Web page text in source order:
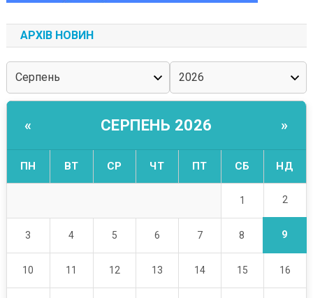
АРХІВ НОВИН
« СЕРПЕНЬ 2026 »
ПН ВТ СР ЧТ ПТ СБ НД
1 2
3 4 5 6 7 8 9
10 11 12 13 14 15 16